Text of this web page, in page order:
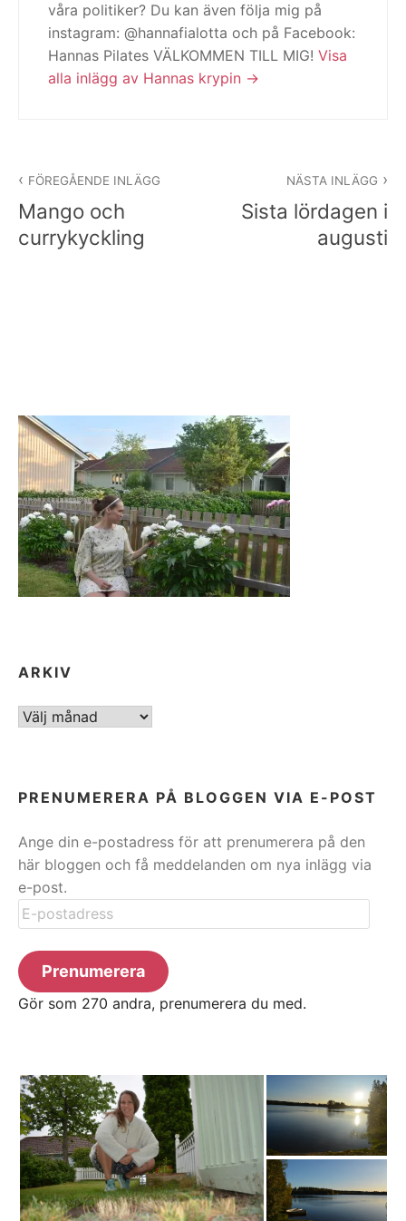
våra politiker? Du kan även följa mig på
instagram: @hannafialotta och på Facebook:
Hannas Pilates VÄLKOMMEN TILL MIG! Visa
alla inlägg av Hannas krypin
FÖREGÅENDE INLÄGG
Mango och
currykyckling
NÄSTA INLÄGG
Sista lördagen i
augusti
ARKIV
ARKIV
PRENUMERERA PÅ BLOGGEN VIA E-POST
Ange din e-postadress för att prenumerera på den
här bloggen och få meddelanden om nya inlägg via
e-post.
E-
postadress
Prenumerera
Gör som 270 andra, prenumerera du med.